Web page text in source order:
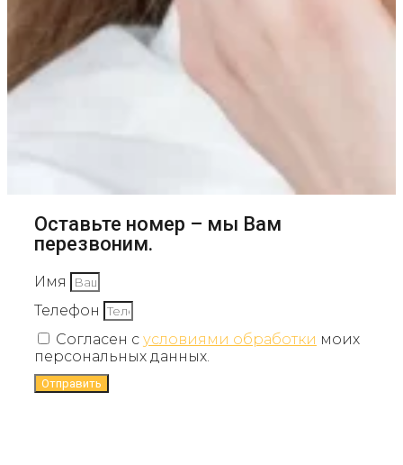
Оставьте номер – мы Вам
перезвоним.
Имя
Телефон
Согласен с условиями обработки моих
персональных данных.
Отправить